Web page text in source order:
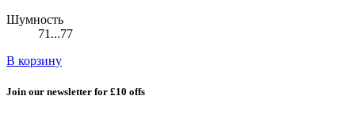
Шумность
71...77
В корзину
Join our newsletter for £10 offs